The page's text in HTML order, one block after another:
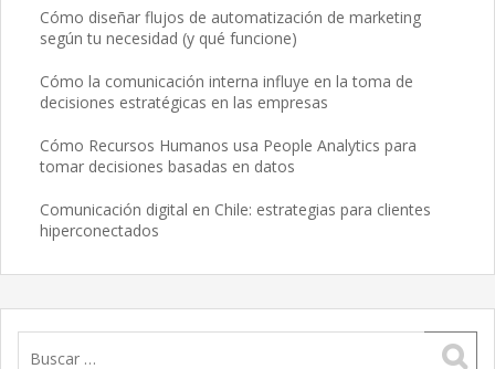
Cómo diseñar flujos de automatización de marketing
según tu necesidad (y qué funcione)
Cómo la comunicación interna influye en la toma de
decisiones estratégicas en las empresas
Cómo Recursos Humanos usa People Analytics para
tomar decisiones basadas en datos
Comunicación digital en Chile: estrategias para clientes
hiperconectados